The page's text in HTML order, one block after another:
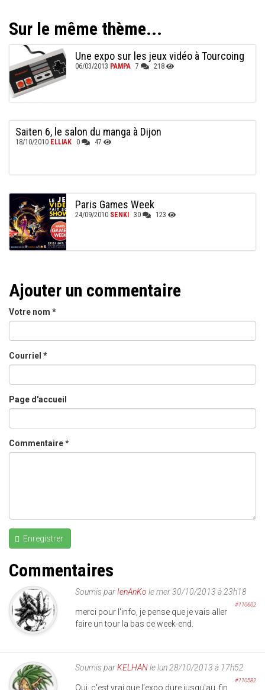
Sur le même thème...
Une expo sur les jeux vidéo à Tourcoing
06/03/2013 PAMPA 7 218
Saiten 6, le salon du manga à Dijon
18/10/2010 ELLIAK 0 47
Paris Games Week
24/09/2010 SENKI 30 123
Ajouter un commentaire
Votre nom *
Courriel *
Page d'accueil
Commentaire*
Enregistrer
Commentaires
Soumis parIenAnKo le mer 30/10/2013 à 23h18
#110602
merci pour l'info, je pense que je vais aller
faire un tour la bas ce week-end.
Soumis parKELHANle lun 28/10/2013 à 17h52
#110582
Oui, c'est vrai que l'expo dure jusqu'au fin